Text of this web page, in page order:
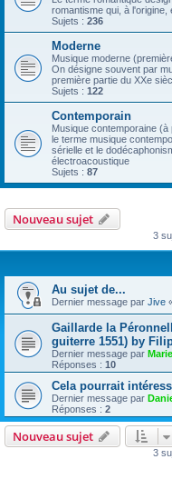
romantisme qui, à l'origine,
Sujets : 236
Moderne
Musique moderne
On désigne souvent par
première partie du XXe
Sujets : 122
Contemporain
Musique contemporaine
le terme musique
sérielle et le
électroacoustique
Sujets : 87
Nouveau sujet
3
Au sujet de...
Dernier message par Jive
Gaillarde la
guiterre 1551) by
Dernier message par
Réponses : 10
Cela pourrait
Dernier message par
Réponses : 2
Nouveau sujet
3